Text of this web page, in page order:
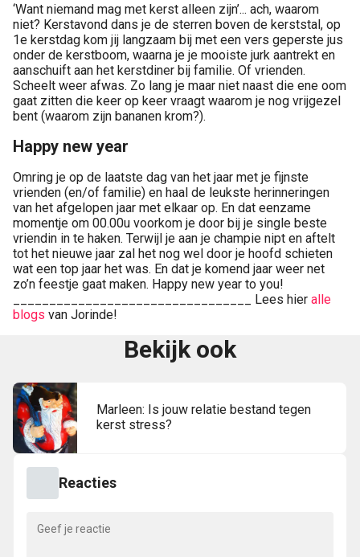
‘Want niemand mag met kerst alleen zijn’... ach, waarom
niet? Kerstavond dans je de sterren boven de kerststal, op
1e kerstdag kom jij langzaam bij met een vers geperste jus
onder de kerstboom, waarna je je mooiste jurk aantrekt en
aanschuift aan het kerstdiner bij familie. Of vrienden.
Scheelt weer afwas. Zo lang je maar niet naast die ene oom
gaat zitten die keer op keer vraagt waarom je nog vrijgezel
bent (waarom zijn bananen krom?).
Happy new year
Omring je op de laatste dag van het jaar met je fijnste
vrienden (en/of familie) en haal de leukste herinneringen
van het afgelopen jaar met elkaar op. En dat eenzame
momentje om 00.00u voorkom je door bij je single beste
vriendin in te haken. Terwijl je aan je champie nipt en aftelt
tot het nieuwe jaar zal het nog wel door je hoofd schieten
wat een top jaar het was. En dat je komend jaar weer net
zo’n feestje gaat maken. Happy new year to you!
_________________________________ Lees hier alle
blogs van Jorinde!
Bekijk ook
Marleen: Is jouw relatie bestand tegen
kerst stress?
Reacties